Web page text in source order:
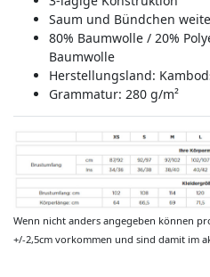
Saum und Bündchen
80% Baumwolle / 20%
Baumwolle
Herstellungsland:
Grammatur: 280 g/m²
Wenn nicht anders angegeben können
+/-2,5cm vorkommen und sind damit im